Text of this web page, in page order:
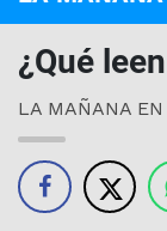
¿Qué
LA MAÑANA EN